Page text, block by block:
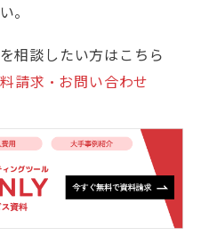
。
相談したい方はこちら
請求・お問い合わせ